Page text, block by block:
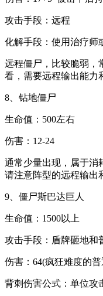
攻击手段：远程
化解手段：使用治疗师
远程僵尸，比较脆弱，
看，需要远程输出能力
8、钻地僵尸
生命值：500左右
伤害：12-24
通常少量出现，属于消
请注意阵型的远程输出
9、僵尸斯巴达巨人
生命值：1500以上
攻击手段：盾牌砸地和
伤害：64(疯狂难度的
背刺伤害公式：单位攻